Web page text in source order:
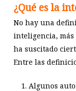
¿Qué es la
No hay una
inteligencia, más
ha suscitado
Entre las
Algunos